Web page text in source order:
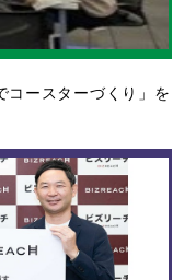
コースターづくり」を